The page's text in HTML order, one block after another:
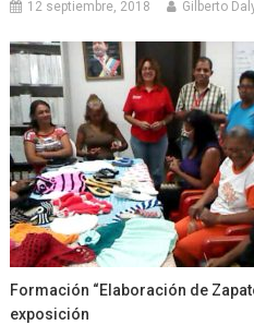
12 septiembre, 2018 Gilberto
Formación “Elaboración de
exposición